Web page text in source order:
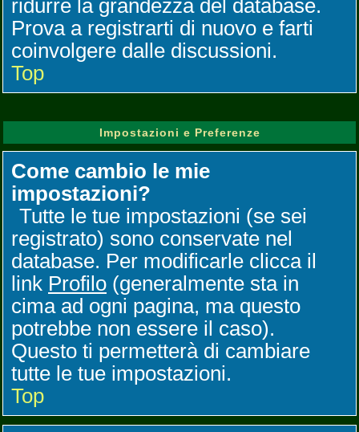
ridurre la grandezza del database.
Prova a registrarti di nuovo e farti
coinvolgere dalle discussioni.
Top
Impostazioni e Preferenze
Come cambio le mie
impostazioni?
Tutte le tue impostazioni (se sei
registrato) sono conservate nel
database. Per modificarle clicca il
link Profilo (generalmente sta in
cima ad ogni pagina, ma questo
potrebbe non essere il caso).
Questo ti permetterà di cambiare
tutte le tue impostazioni.
Top